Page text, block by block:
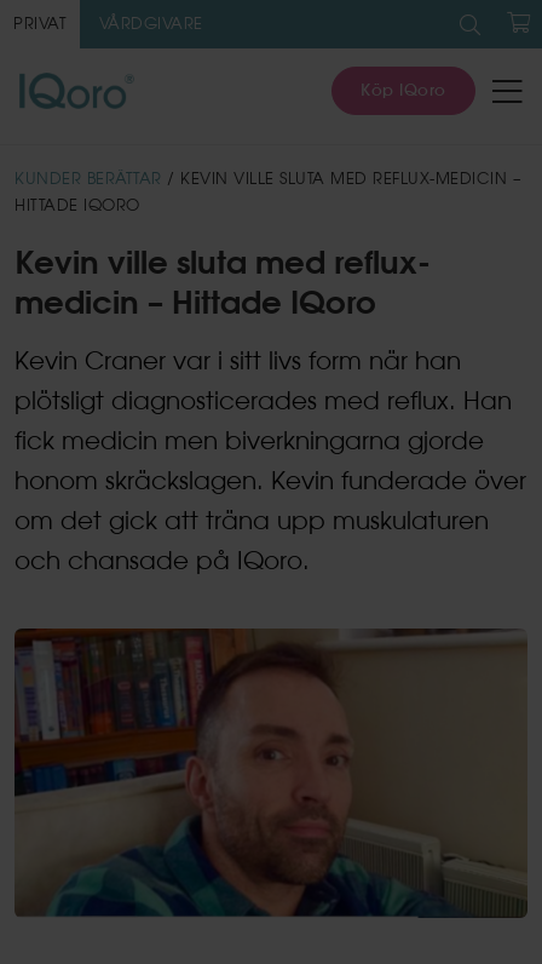
PRIVAT VÅRDGIVARE efter:
Köp IQoro
KUNDER BERÄTTAR / KEVIN VILLE SLUTA MED REFLUX-MEDICIN –
HITTADE IQORO
Kevin ville sluta med reflux-
medicin – Hittade IQoro
Kevin Craner var i sitt livs form när han
plötsligt diagnosticerades med reflux. Han
fick medicin men biverkningarna gjorde
honom skräckslagen. Kevin funderade över
om det gick att träna upp muskulaturen
och chansade på IQoro.